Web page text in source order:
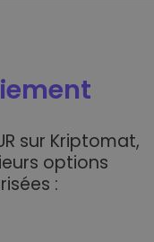
sur Kriptomat,
options
: